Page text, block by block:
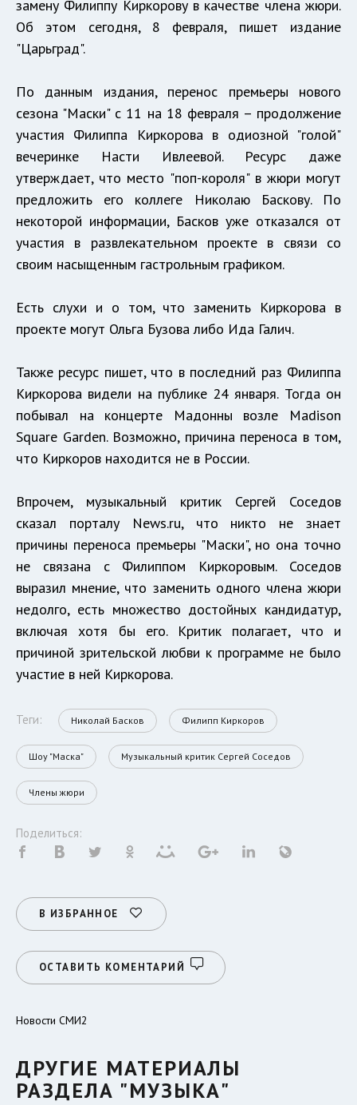
замену Филиппу Киркорову в качестве члена жюри.
Об этом сегодня, 8 февраля, пишет издание
"Царьград".
По данным издания, перенос премьеры нового
сезона "Маски" с 11 на 18 февраля – продолжение
участия Филиппа Киркорова в одиозной "голой"
вечеринке Насти Ивлеевой. Ресурс даже
утверждает, что место "поп-короля" в жюри могут
предложить его коллеге Николаю Баскову. По
некоторой информации, Басков уже отказался от
участия в развлекательном проекте в связи со
своим насыщенным гастрольным графиком.
Есть слухи и о том, что заменить Киркорова в
проекте могут Ольга Бузова либо Ида Галич.
Также ресурс пишет, что в последний раз Филиппа
Киркорова видели на публике 24 января. Тогда он
побывал на концерте Мадонны возле Madison
Square Garden. Возможно, причина переноса в том,
что Киркоров находится не в России.
Впрочем, музыкальный критик Сергей Соседов
сказал порталу News.ru, что никто не знает
причины переноса премьеры "Маски", но она точно
не связана с Филиппом Киркоровым. Соседов
выразил мнение, что заменить одного члена жюри
недолго, есть множество достойных кандидатур,
включая хотя бы его. Критик полагает, что и
причиной зрительской любви к программе не было
участие в ней Киркорова.
Теги: Николай Басков Филипп Киркоров
Шоу "Маска" Музыкальный критик Сергей Соседов
Члены жюри
Поделиться:
В ИЗБРАННОЕ
ОСТАВИТЬ КОМЕНТАРИЙ
Новости СМИ2
ДРУГИЕ МАТЕРИАЛЫ
РАЗДЕЛА "МУЗЫКА"